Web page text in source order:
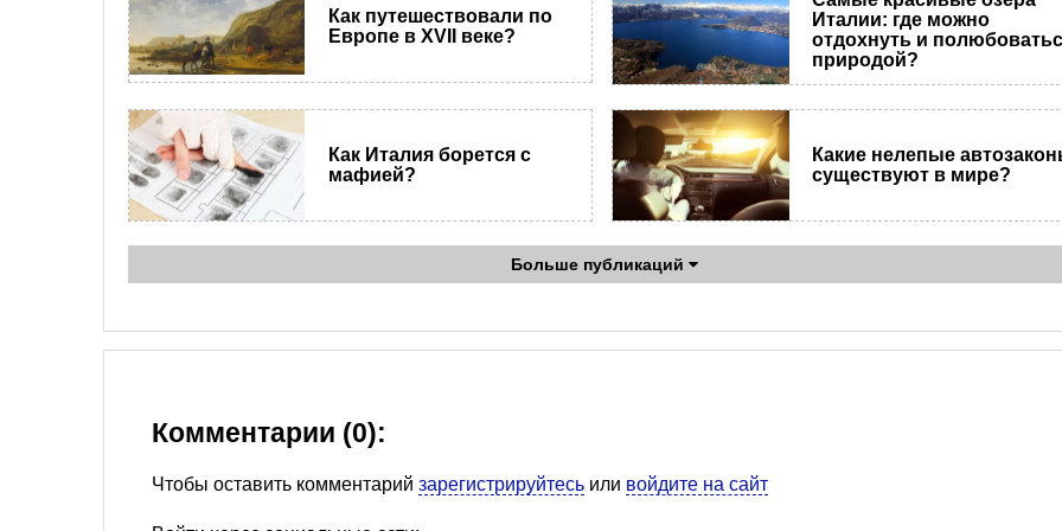
Как путешествовали по
Европе в XVII веке?
Италии: где можно
отдохнуть и
природой?
Как Италия борется с
мафией?
​Какие нелепые
существуют в мире?
Больше публикаций
Комментарии (0):
Чтобы оставить комментарий зарегистрируйтесь или войдите на сайт